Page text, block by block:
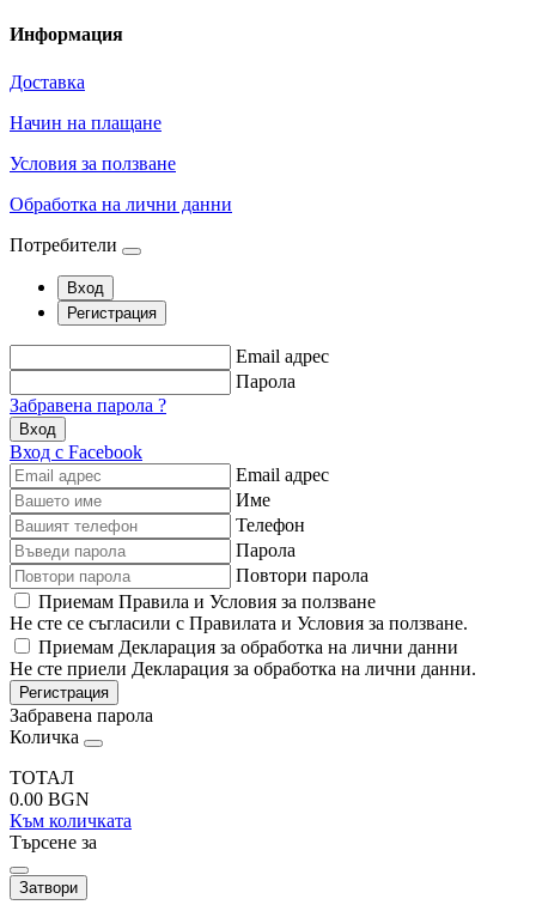
Информация
Доставка
Начин на плащане
Условия за ползване
Обработка на лични данни
Потребители
Вход
Регистрация
Email адрес
Парола
Забравена парола ?
Вход
Вход с Facebook
Email адрес
Име
Телефон
Парола
Повтори парола
Приемам Правила и Условия за ползване
Не сте се съгласили с Правилата и Условия за ползване.
Приемам Декларация за обработка на лични данни
Не сте приели Декларация за обработка на лични данни.
Регистрация
Забравена парола
Количка
ТОТАЛ
0.00 BGN
Към количката
Търсене за
Затвори